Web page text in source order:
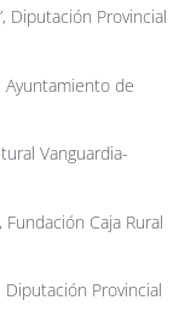
Diputación Provincial
Ayuntamiento de
Vanguardia-
Caja Rural
Diputación Provincial